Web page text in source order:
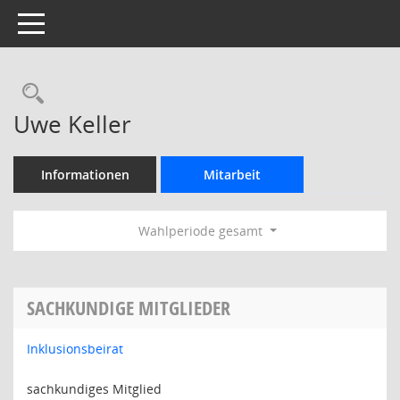
Toggle navigation
Rechercheauswahl
Uwe Keller
Informationen Mitarbeit
Wahlperiode gesamt
SACHKUNDIGE MITGLIEDER
Inklusionsbeirat
sachkundiges Mitglied